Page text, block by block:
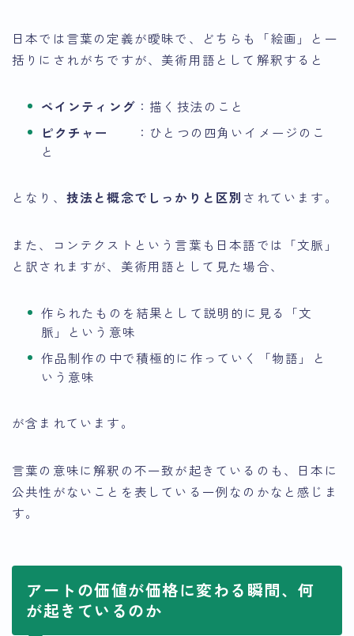
日本では言葉の定義が曖昧で、どちらも「絵画」と一
括りにされがちですが、美術用語として解釈すると
ペインティング ：描く技法のこと
ピクチャー
：ひとつの四角いイメージのこ
と
となり、 技法と概念でしっかりと区別 されています。
また、コンテクストという言葉も日本語では「文脈」
と訳されますが、美術用語として見た場合、
作られたものを結果として説明的に見る「文
脈」という意味
作品制作の中で積極的に作っていく「物語」と
いう意味
が含まれています。
言葉の意味に解釈の不一致が起きているのも、日本に
公共性がないことを表している一例なのかなと感じま
す。
アートの価値が価格に変わる瞬間、何
が起きているのか